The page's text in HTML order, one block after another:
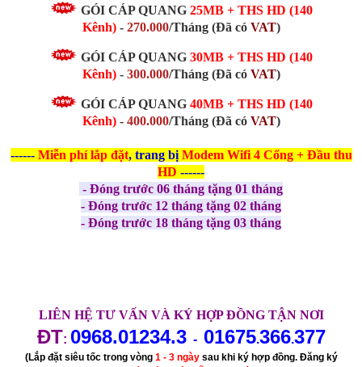
GÓI CÁP QUANG 25MB + THS HD (140
Kênh) - 270.000/Tháng (Đã có VAT)
GÓI CÁP QUANG 30MB + THS HD (140
Kênh) - 300.000/Tháng (Đã có VAT)
GÓI CÁP QUANG 40MB + THS HD (140
Kênh) - 400.000/Tháng (Đã có VAT)
------ Miễn phílắp đặt, trang bị Modem Wifi 4 Cổng + Đầu thu
HD ------
- Đóng trước 06 tháng tặng 01 tháng
- Đóng trước 12 tháng tặng 02 tháng
- Đóng trước 18 tháng tặng 03 tháng
LIÊN HỆ TƯ VẤN VÀ KÝ HỢP ĐỒNG TẬN NƠI
ĐT: 0968.01234.3- 01675.366.377
(Lắp đặt siêu tốc trong vòng 1 - 3 ngày sau khi ký hợp đồng. Đăng ký